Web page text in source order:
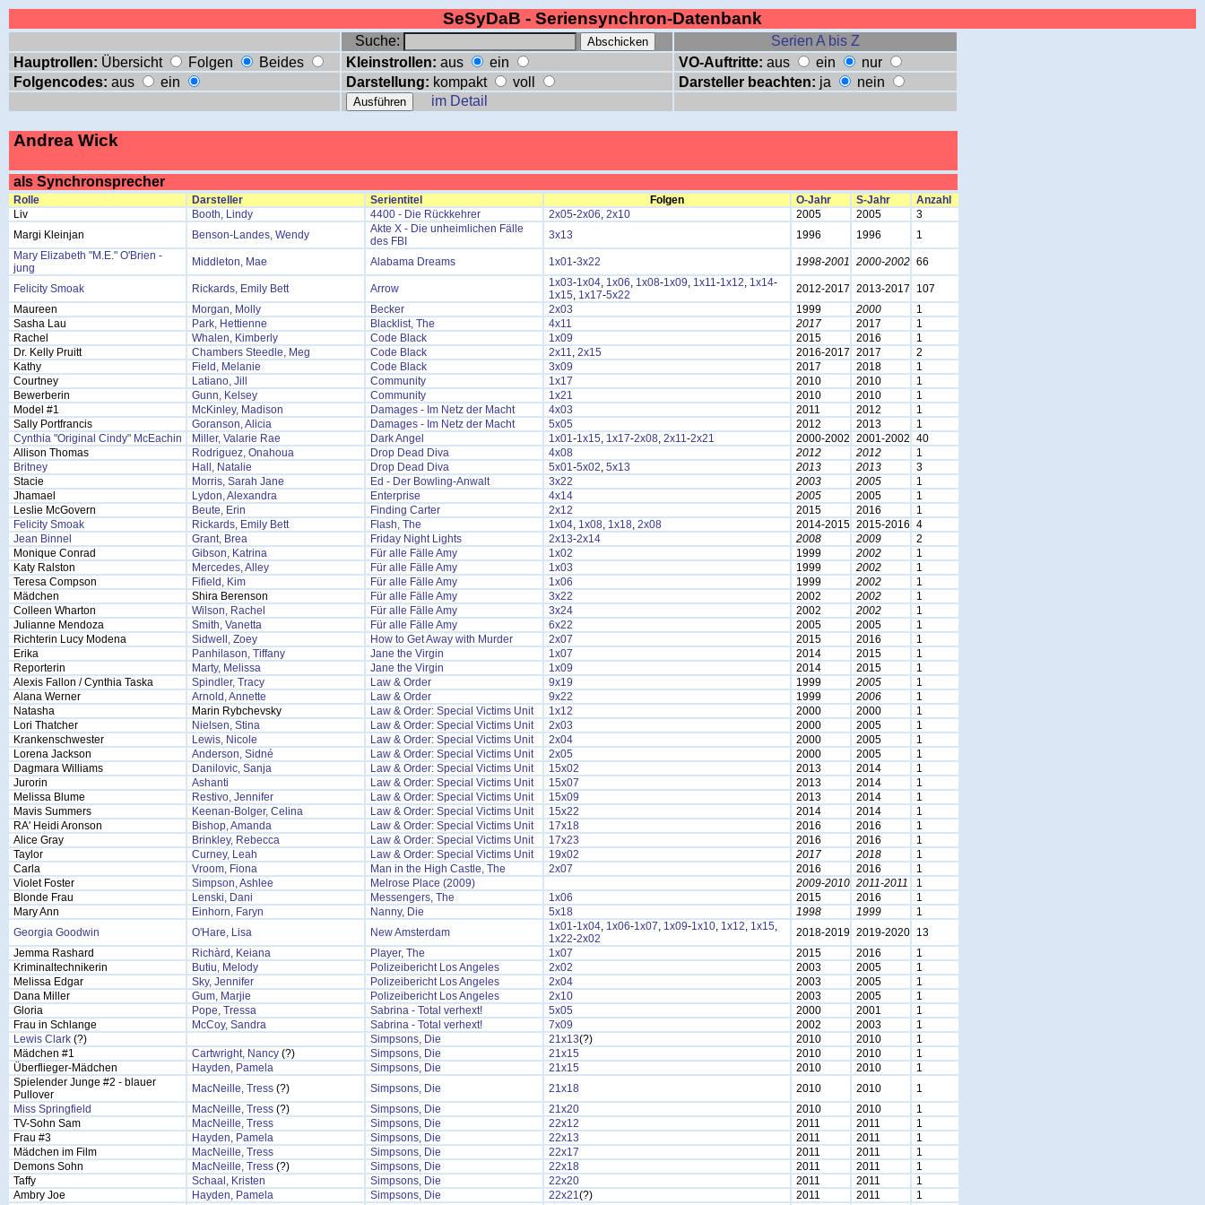
SeSyDaB - Seriensynchron-Datenbank
Suche:
Serien A bis Z
Hauptrollen: Übersicht Folgen Beides Kleinstrollen: aus ein VO-Auftritte: aus ein
nur
Folgencodes: aus ein Darstellung: kompakt voll Darsteller beachten: ja
nein
im Detail
Andrea Wick
als Synchronsprecher
Rolle Darsteller Serientitel Folgen O-Jahr S-Jahr
Anzahl
Liv
Booth, Lindy 4400 - Die Rückkehrer 2x05-2x06, 2x10 2005 2005
3
Margi Kleinjan
Benson-Landes, Wendy
Akte X - Die unheimlichen Fälle
des FBI
3x13 1996 1996
1
Mary Elizabeth "M.E." O'Brien -
jung
Middleton, Mae Alabama Dreams 1x01-3x22 1998-2001 2000-2002 66
Felicity Smoak Rickards, Emily Bett Arrow 1x03-1x04, 1x06, 1x08-1x09, 1x11-1x12, 1x14-
1x15, 1x17-5x22 2012-2017 2013-2017
107
Maureen
Morgan, Molly Becker 2x03 1999 2000
1
Sasha Lau
Park, Hettienne Blacklist, The 4x11 2017 2017
1
Rachel
Whalen, Kimberly Code Black 1x09 2015 2016
1
Dr. Kelly Pruitt
Chambers Steedle, Meg Code Black 2x11, 2x15 2016-2017 2017
2
Kathy
Field, Melanie Code Black 3x09 2017 2018
1
Courtney
Latiano, Jill Community 1x17 2010 2010
1
Bewerberin
Gunn, Kelsey Community 1x21 2010 2010
1
Model #1
McKinley, Madison Damages - Im Netz der Macht 4x03 2011 2012
1
Sally Portfrancis
Goranson, Alicia Damages - Im Netz der Macht 5x05 2012 2013
1
Cynthia "Original Cindy" McEachin
Miller, Valarie Rae Dark Angel 1x01-1x15, 1x17-2x08, 2x11-2x21 2000-2002 2001-2002 40
Allison Thomas
Rodriguez, Onahoua Drop Dead Diva 4x08 2012 2012
1
Britney
Hall, Natalie Drop Dead Diva 5x01-5x02, 5x13 2013 2013
3
Stacie
Morris, Sarah Jane Ed - Der Bowling-Anwalt 3x22 2003 2005
1
Jhamael
Lydon, Alexandra Enterprise 4x14 2005 2005
1
Leslie McGovern
Beute, Erin Finding Carter 2x12 2015 2016
1
Felicity Smoak
Rickards, Emily Bett Flash, The 1x04, 1x08, 1x18, 2x08 2014-2015 2015-2016 4
Jean Binnel
Grant, Brea Friday Night Lights 2x13-2x14 2008 2009
2
Monique Conrad
Gibson, Katrina Für alle Fälle Amy 1x02 1999 2002
1
Katy Ralston
Mercedes, Alley Für alle Fälle Amy 1x03 1999 2002
1
Teresa Compson
Fifield, Kim Für alle Fälle Amy 1x06 1999 2002
1
Mädchen
Shira Berenson Für alle Fälle Amy 3x22 2002 2002
1
Colleen Wharton
Wilson, Rachel Für alle Fälle Amy 3x24 2002 2002
1
Julianne Mendoza
Smith, Vanetta Für alle Fälle Amy 6x22 2005 2005
1
Richterin Lucy Modena
Sidwell, Zoey How to Get Away with Murder 2x07 2015 2016
1
Erika
Panhilason, Tiffany Jane the Virgin 1x07 2014 2015
1
Reporterin
Marty, Melissa Jane the Virgin 1x09 2014 2015
1
Alexis Fallon / Cynthia Taska
Spindler, Tracy Law & Order 9x19 1999 2005
1
Alana Werner
Arnold, Annette Law & Order 9x22 1999 2006
1
Natasha
Marin Rybchevsky Law & Order: Special Victims Unit 1x12 2000 2000
1
Lori Thatcher
Nielsen, Stina Law & Order: Special Victims Unit 2x03 2000 2005
1
Krankenschwester
Lewis, Nicole Law & Order: Special Victims Unit 2x04 2000 2005
1
Lorena Jackson
Anderson, Sidné Law & Order: Special Victims Unit 2x05 2000 2005
1
Dagmara Williams
Danilovic, Sanja Law & Order: Special Victims Unit 15x02 2013 2014
1
Jurorin
Ashanti Law & Order: Special Victims Unit 15x07 2013 2014
1
Melissa Blume
Restivo, Jennifer Law & Order: Special Victims Unit 15x09 2013 2014
1
Mavis Summers
Keenan-Bolger, Celina Law & Order: Special Victims Unit 15x22 2014 2014
1
RA' Heidi Aronson
Bishop, Amanda Law & Order: Special Victims Unit 17x18 2016 2016
1
Alice Gray
Brinkley, Rebecca Law & Order: Special Victims Unit 17x23 2016 2016
1
Taylor
Curney, Leah Law & Order: Special Victims Unit 19x02 2017 2018
1
Carla
Vroom, Fiona Man in the High Castle, The 2x07 2016 2016
1
Violet Foster
Simpson, Ashlee Melrose Place (2009) 2009-2010 2011-2011
1
Blonde Frau
Lenski, Dani Messengers, The 1x06 2015 2016
1
Mary Ann
Einhorn, Faryn Nanny, Die 5x18 1998 1999
1
Georgia Goodwin
O'Hare, Lisa New Amsterdam 1x01-1x04, 1x06-1x07, 1x09-1x10, 1x12, 1x15,
1x22-2x02 2018-2019 2019-2020 13
Jemma Rashard
Richàrd, Keiana Player, The 1x07 2015 2016
1
Kriminaltechnikerin
Butiu, Melody Polizeibericht Los Angeles 2x02 2003 2005
1
Melissa Edgar
Sky, Jennifer Polizeibericht Los Angeles 2x04 2003 2005
1
Dana Miller
Gum, Marjie Polizeibericht Los Angeles 2x10 2003 2005
1
Gloria
Pope, Tressa Sabrina - Total verhext! 5x05 2000 2001
1
Frau in Schlange
McCoy, Sandra Sabrina - Total verhext! 7x09 2002 2003
1
Lewis Clark (?) Simpsons, Die 21x13(?) 2010 2010
1
Mädchen #1
Cartwright, Nancy (?) Simpsons, Die 21x15 2010 2010
1
Überflieger-Mädchen
Hayden, Pamela Simpsons, Die 21x15 2010 2010
1
Spielender Junge #2 - blauer
Pullover
MacNeille, Tress (?) Simpsons, Die 21x18 2010 2010
1
Miss Springfield
MacNeille, Tress (?) Simpsons, Die 21x20 2010 2010
1
TV-Sohn Sam
MacNeille, Tress Simpsons, Die 22x12 2011 2011
1
Frau #3
Hayden, Pamela Simpsons, Die 22x13 2011 2011
1
Mädchen im Film
MacNeille, Tress Simpsons, Die 22x17 2011 2011
1
Demons Sohn
MacNeille, Tress (?) Simpsons, Die 22x18 2011 2011
1
Taffy
Schaal, Kristen Simpsons, Die 22x20 2011 2011
1
Ambry Joe
Hayden, Pamela Simpsons, Die 22x21(?) 2011 2011
1